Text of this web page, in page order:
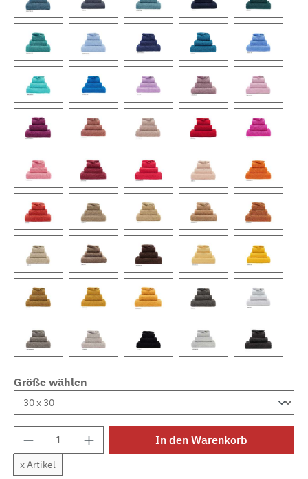
Größe wählen
Produkt Anzahl: Gib den gewünschten
x Artikel
In den Warenkorb